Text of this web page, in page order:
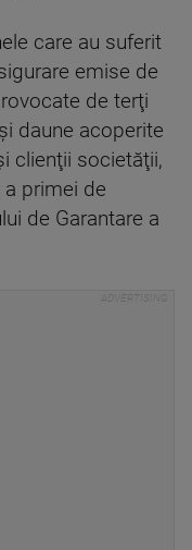
care au suferit
emise de
de terţi
daune acoperite
clienţii societăţii,
primei de
de Garantare a